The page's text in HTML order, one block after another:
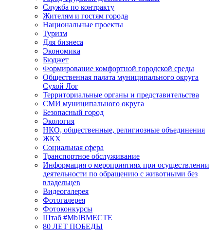
Служба по контракту
Жителям и гостям города
Национальные проекты
Туризм
Для бизнеса
Экономика
Бюджет
Формирование комфортной городской среды
Общественная палата муниципального округа
Сухой Лог
Территориальные органы и представительства
СМИ муниципального округа
Безопасный город
Экология
НКО, общественные, религиозные объединения
ЖКХ
Социальная сфера
Транспортное обслуживание
Информация о мероприятиях при осуществлении
деятельности по обращению с животными без
владельцев
Видеогалерея
Фотогалерея
Фотоконкурсы
Штаб #MbIBMECTE
80 ЛЕТ ПОБЕДЫ